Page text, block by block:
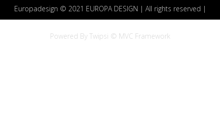
Europadesign © 2021 EUROPA DESIGN | All rights reserved |
Powered By Twipsi © MVC Framework